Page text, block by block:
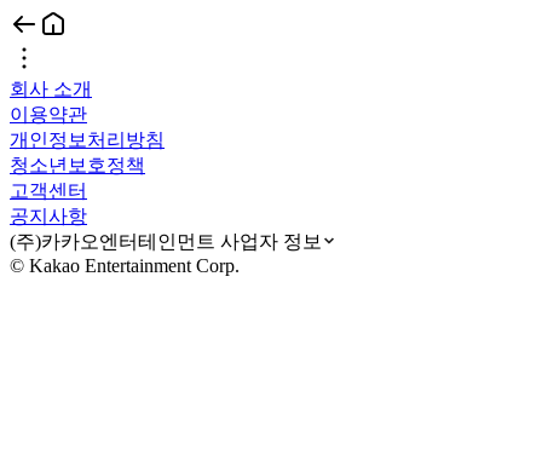
회사 소개
이용약관
개인정보처리방침
청소년보호정책
고객센터
공지사항
(주)카카오엔터테인먼트 사업자 정보
© Kakao Entertainment Corp.